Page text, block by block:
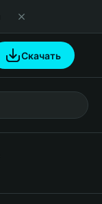
Скачать